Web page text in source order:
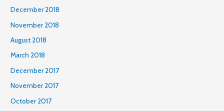
December 2018
November 2018
August 2018
March 2018
December 2017
November 2017
October 2017